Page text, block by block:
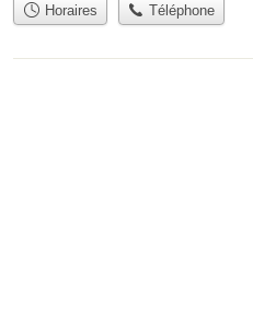
Horaires Téléphone